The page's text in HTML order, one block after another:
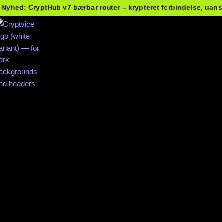
Nyhed: CryptHub v7 bærbar router – krypteret forbindelse,